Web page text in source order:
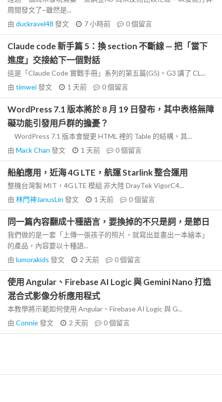
周間發文了~雖然是...
由 duckravel48 發文 7 小時前 0個留言
Claude code 新手篇 5：換 section 不斷線 — 把「當下
進度」交接給下一個對話
這是「Claude Code 實戰手冊」系列的第五篇(G5)。G3 講了 CL...
由 timwei發文 1 天前 0個留言
WordPress 7.1 版本將於 8 月 19 日發布，其中表格無障
礙功能引發用戶群的擔憂？
WordPress 7.1 版本會變更 HTML 裡的 Table 的結構，其...
由 Mack Chan 發文 1 天前 0個留言
船舶應用，近海 4G LTE，航運 Starlink 整合運用
整機台灣製 MIT，4G LTE 模組 非大陸 DrayTek VigorC4...
由 林門神JanusLin 發文 1 天前 0個留言
同一篇內容翻成十種語言，要換掉的不只是詞，是節日
我們做的是一套「上傳一張孩子的照片，就寫出並畫出一本繪本」
的產品，內容要以十種語...
由 lumorakids 發文 2 天前 0個留言
使用 Angular、Firebase AI Logic 與 Gemini Nano 打造
混合式影像分析應用程式
本教學將示範如何使用 Angular、Firebase AI Logic 與 G...
由 Connie發文 2 天前 0個留言